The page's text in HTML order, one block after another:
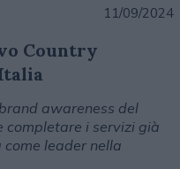
11/09/2024
Country
awareness del
completare i servizi già
leader nella